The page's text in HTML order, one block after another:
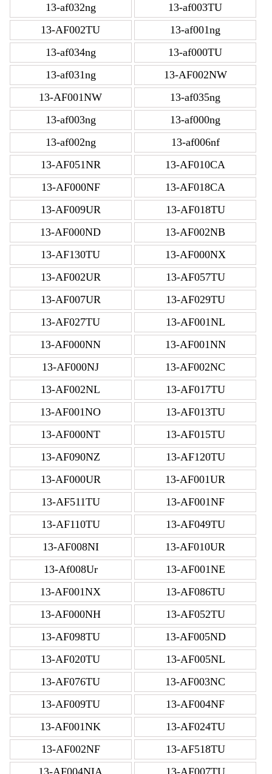
13-af032ng
13-af003TU
13-AF002TU
13-af001ng
13-af034ng
13-af000TU
13-af031ng
13-AF002NW
13-AF001NW
13-af035ng
13-af003ng
13-af000ng
13-af002ng
13-af006nf
13-AF051NR
13-AF010CA
13-AF000NF
13-AF018CA
13-AF009UR
13-AF018TU
13-AF000ND
13-AF002NB
13-AF130TU
13-AF000NX
13-AF002UR
13-AF057TU
13-AF007UR
13-AF029TU
13-AF027TU
13-AF001NL
13-AF000NN
13-AF001NN
13-AF000NJ
13-AF002NC
13-AF002NL
13-AF017TU
13-AF001NO
13-AF013TU
13-AF000NT
13-AF015TU
13-AF090NZ
13-AF120TU
13-AF000UR
13-AF001UR
13-AF511TU
13-AF001NF
13-AF110TU
13-AF049TU
13-AF008NI
13-AF010UR
13-Af008Ur
13-AF001NE
13-AF001NX
13-AF086TU
13-AF000NH
13-AF052TU
13-AF098TU
13-AF005ND
13-AF020TU
13-AF005NL
13-AF076TU
13-AF003NC
13-AF009TU
13-AF004NF
13-AF001NK
13-AF024TU
13-AF002NF
13-AF518TU
13-AF004NIA
13-AF007TU